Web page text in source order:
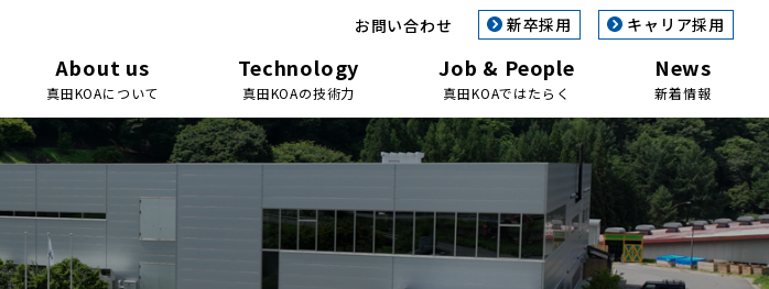
お問い合わせ 新卒採用 キャリア採用
About us
真田KOAについて
Technology
真田KOAの技術力
Job & People
真田KOAではたらく
News
新着情報